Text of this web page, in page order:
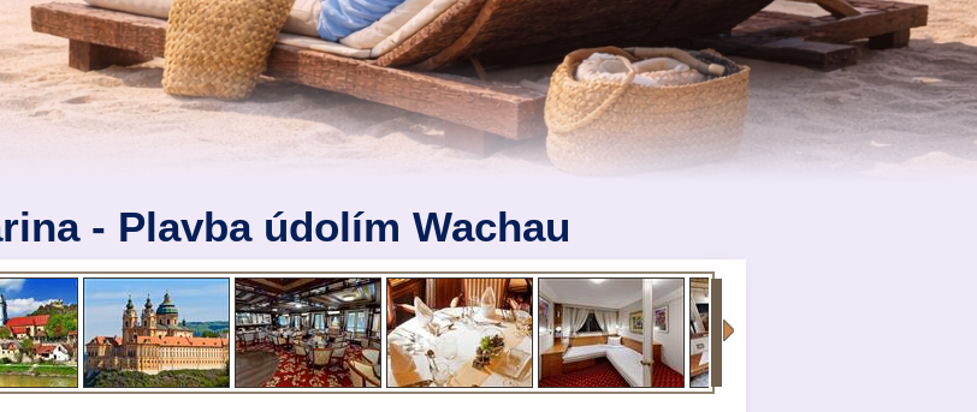
- Plavba údolím Wachau